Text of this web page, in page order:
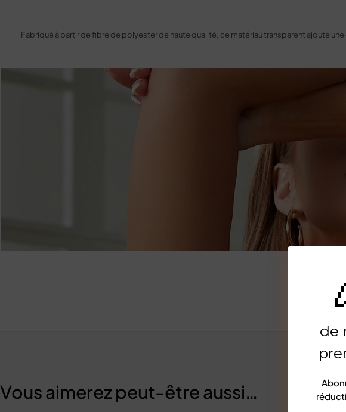
Fabriqué à partir de fibre de polyester de haute qualité, ce matériau transparent ajoute
de
Vous aimerez peut-être aussi…